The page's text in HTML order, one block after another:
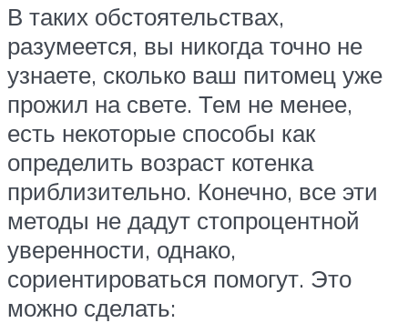
В таких обстоятельствах,
разумеется, вы никогда точно не
узнаете, сколько ваш питомец уже
прожил на свете. Тем не менее,
есть некоторые способы как
определить возраст котенка
приблизительно. Конечно, все эти
методы не дадут стопроцентной
уверенности, однако,
сориентироваться помогут. Это
можно сделать: